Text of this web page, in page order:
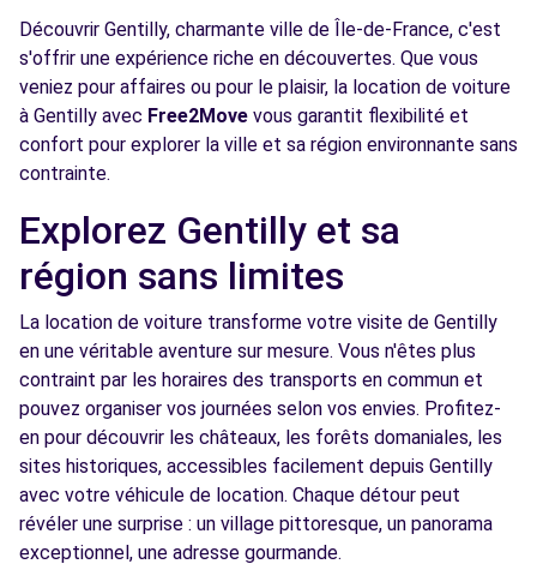
PARIS, 75012
Voir l'agence
Free2move Rent - S&You - PARIS PORTE DE
75 BOULEVARD LEFEBVRE
Free2move Rent - S&You - PARIS PORTE DE
VERSAILLES (C)
4.4
km
75 BOULEVARD LEFEBVRE
PARIS, FR-75, 75015
Voir l'agence
Découvrir Gentilly, charmante ville de Île-de-France, c'est
s'offrir une expérience riche en découvertes. Que vous
veniez pour affaires ou pour le plaisir, la location de voiture
à Gentilly avec Free2Move vous garantit flexibilité et
confort pour explorer la ville et sa région environnante sans
contrainte.
Explorez Gentilly et sa
région sans limites
La location de voiture transforme votre visite de Gentilly
en une véritable aventure sur mesure. Vous n'êtes plus
contraint par les horaires des transports en commun et
pouvez organiser vos journées selon vos envies. Profitez-
en pour découvrir les châteaux, les forêts domaniales, les
sites historiques, accessibles facilement depuis Gentilly
avec votre véhicule de location. Chaque détour peut
révéler une surprise : un village pittoresque, un panorama
exceptionnel, une adresse gourmande.